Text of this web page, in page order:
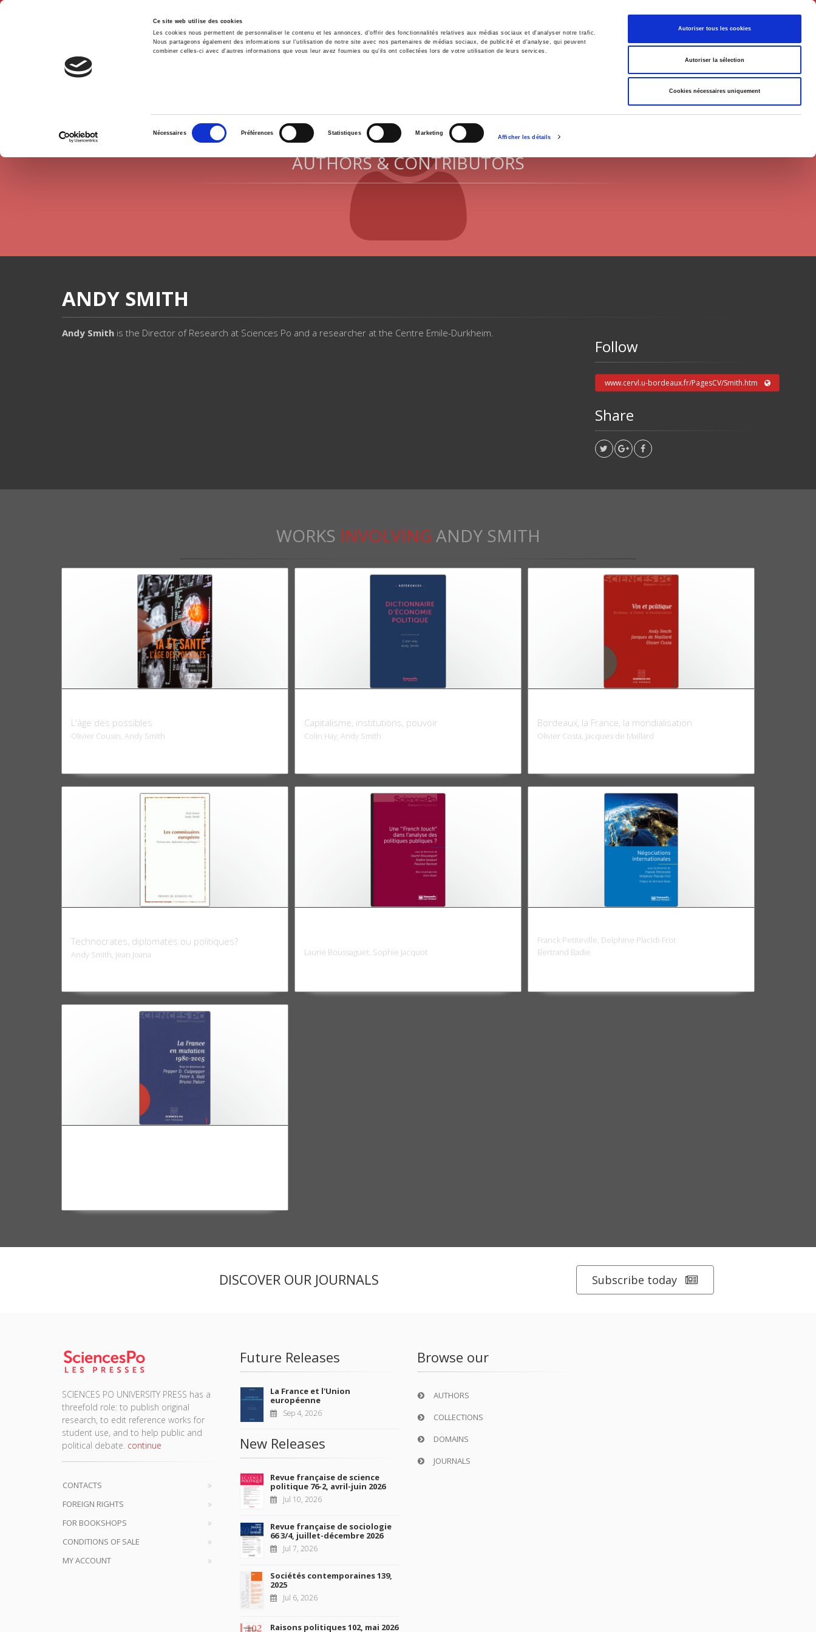
Ce site web utilise des cookies
Les cookies nous permettent de personnaliser le contenu et les annonces, d'offrir des fonctionnalités relatives aux médias sociaux et d'analyser notre trafic.
Nous partageons également des informations sur l'utilisation de notre site avec nos partenaires de médias sociaux, de publicité et d'analyse, qui peuvent
combiner celles-ci avec d'autres informations que vous leur avez fournies ou qu'ils ont collectées lors de votre utilisation de leurs services.
consentement
Nécessaires Préférences Statistiques Marketing
Afficher les détails
Autoriser tous les cookies
Autoriser la sélection
Cookies nécessaires uniquement
English
Home Environment History International Politics
AUTHORS & CONTRIBUTORS
ANDY SMITH
Andy Smith is the Director of Research at Sciences Po and a researcher at the Centre Emile-Durkheim.
Follow
www.cervl.u-bordeaux.fr/PagesCV/Smith.htm
Share
WORKS INVOLVING ANDY SMITH
L'âge des possibles
Olivier Cousin, Andy Smith
Capitalisme, institutions, pouvoir
Colin Hay, Andy Smith
Bordeaux, la France, la mondialisation
Olivier Costa, Jacques de Maillard
Technocrates, diplomates ou politiques?
Andy Smith, Jean Joana Laurie Boussaguet, Sophie Jacquot
Franck Petiteville, Delphine Placidi-Frot
Bertrand Badie
DISCOVER OUR JOURNALS Subscribe today
SCIENCES PO UNIVERSITY PRESS has a
threefold role: to publish original
research, to edit reference works for
student use, and to help public and
political debate. continue
CONTACTS
FOREIGN RIGHTS
FOR BOOKSHOPS
CONDITIONS OF SALE
MY ACCOUNT
Future Releases
La France et l'Union
européenne
Sep 4, 2026
New Releases
Revue française de science
politique 76-2, avril-juin 2026
Jul 10, 2026
Revue française de sociologie
66 3/4, juillet-décembre 2026
Jul 7, 2026
Sociétés contemporaines 139,
2025
Jul 6, 2026
Raisons politiques 102, mai 2026
Browse our
AUTHORS
COLLECTIONS
DOMAINS
JOURNALS